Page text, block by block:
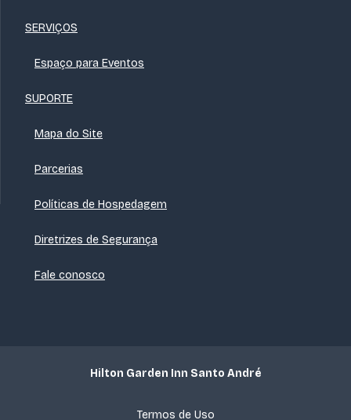
SERVIÇOS
Espaço para Eventos
SUPORTE
Mapa do Site
Parcerias
Políticas de Hospedagem
Diretrizes de Segurança
Fale conosco
Hilton Garden Inn Santo André
Termos de Uso